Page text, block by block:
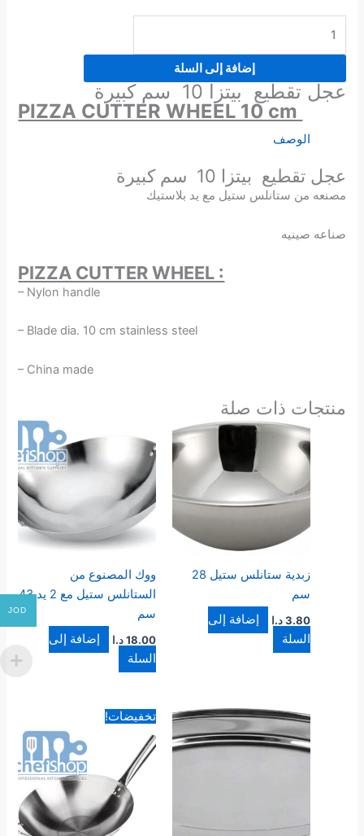
إضافة إلى السلة
عجل تقطيع بيتزا 10 سم كبيرة
PIZZA CUTTER WHEEL 10 cm
الوصف
عجل تقطيع بيتزا 10 سم كبيرة
مصنعه من ستانلس ستيل مع يد بلاستيك
صناعه صينيه
PIZZA CUTTER WHEEL :
– Nylon handle
– Blade dia. 10 cm stainless steel
– China made
منتجات ذات صلة
زبدية ستانلس ستيل 28
سم
3.80 د.ا
إضافة إلى
السلة
ووك المصنوع من
الستانلس ستيل مع 2 يد 43
سم
18.00د.ا
إضافة إلى
السلة
تخفيضات!السعر
الأصلي
20.00 د.ا.
هو:
16.00 د.ا.
JOD